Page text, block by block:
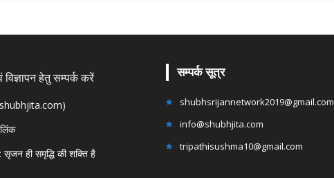
हेतु सम्पर्क करें
सृजन ही समृद्धि की शक्ति है
सम्पर्क सूत्र
shubhsrijannetwork2019@gmail.com
info@shubhjita.com
tripathisushma10@gmail.com